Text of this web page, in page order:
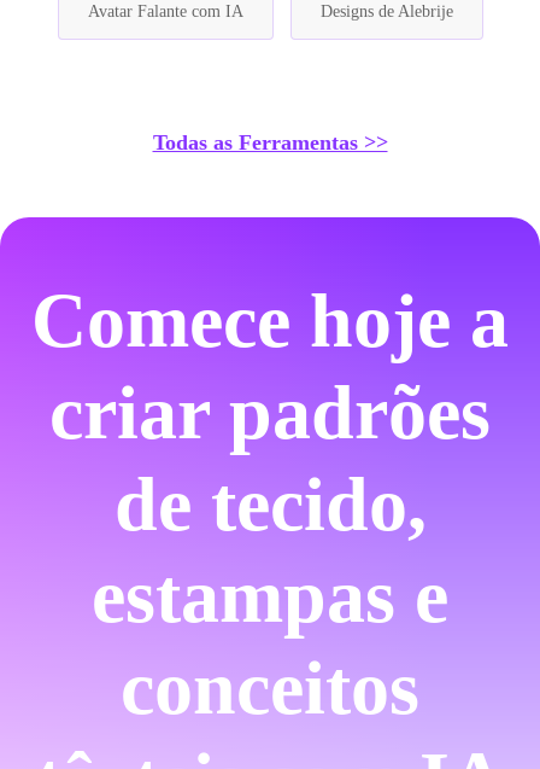
Avatar Falante com IA Designs de Alebrije
Todas as Ferramentas >>
Comece hoje a
criar padrões
de tecido,
estampas e
conceitos